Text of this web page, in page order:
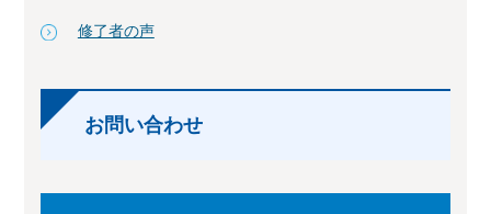
修了者の声
お問い合わせ